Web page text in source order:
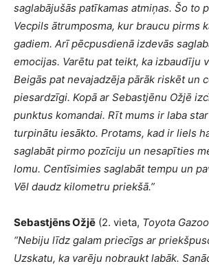
saglabājušās patīkamas atmiņas. Šo to
Vecpils ātrumposma, kur braucu pirms
gadiem. Arī pēcpusdienā izdevās
emocijas. Varētu pat teikt, ka izbaudīju
Beigās pat nevajadzēja pārāk riskēt un
piesardzīgi. Kopā ar Sebastjēnu Ožjē
punktus komandai. Rīt mums ir laba
turpinātu iesākto. Protams, kad ir liels
saglabāt pirmo pozīciju un nesapīties
lomu. Centīsimies saglabāt tempu un
Vēl daudz kilometru priekšā.”
Sebastjēns Ožjē (2. vieta, Toyota
“Nebiju līdz galam priecīgs ar
Uzskatu, ka varēju nobraukt labāk.